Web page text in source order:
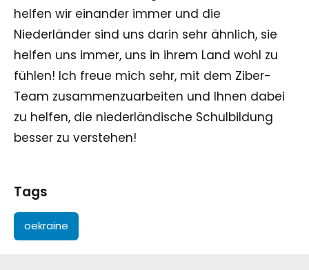
helfen wir einander immer und die
Niederländer sind uns darin sehr ähnlich, sie
helfen uns immer, uns in ihrem Land wohl zu
fühlen! Ich freue mich sehr, mit dem Ziber-
Team zusammenzuarbeiten und Ihnen dabei
zu helfen, die niederländische Schulbildung
besser zu verstehen!
Tags
oekraine